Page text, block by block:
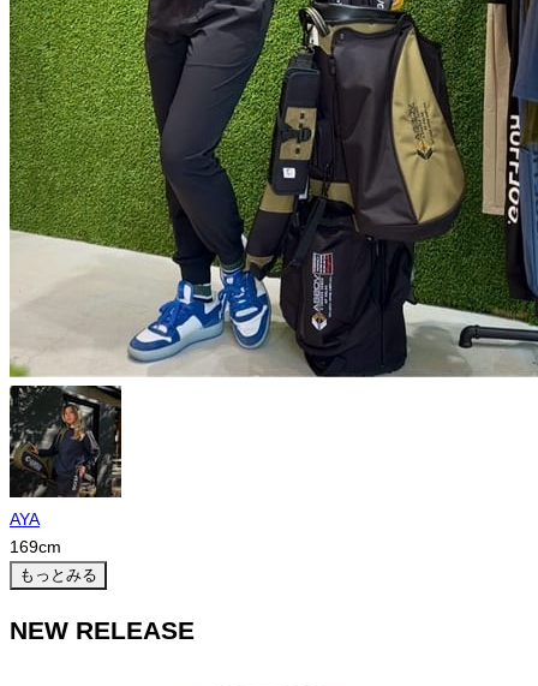
AYA
169cm
もっとみる
NEW RELEASE